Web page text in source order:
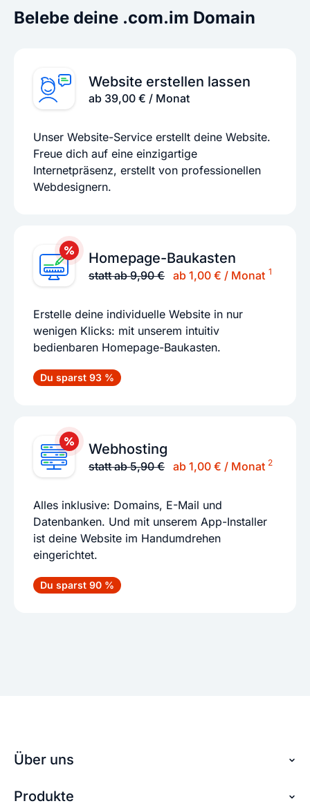
Belebe deine .com.im Domain
Website erstellen lassen
ab 39,00 € / Monat
Unser Website-Service erstellt deine Website.
Freue dich auf eine einzigartige
Internetpräsenz, erstellt von professionellen
Webdesignern.
Homepage-Baukasten
statt ab 9,90 € ab 1,00 € / Monat 1
Erstelle deine individuelle Website in nur
wenigen Klicks: mit unserem intuitiv
bedienbaren Homepage-Baukasten.
Du sparst 93 %
Webhosting
statt ab 5,90 € ab 1,00 € / Monat 2
Alles inklusive: Domains, E-Mail und
Datenbanken. Und mit unserem App-Installer
ist deine Website im Handumdrehen
eingerichtet.
Du sparst 90 %
Über uns
Über checkdomain
Produkte